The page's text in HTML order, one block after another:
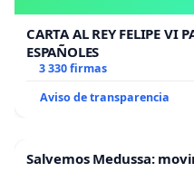
CARTA AL REY FELIPE VI
ESPAÑOLES
3 330 firmas
Aviso de transparencia
Salvemos Medussa: